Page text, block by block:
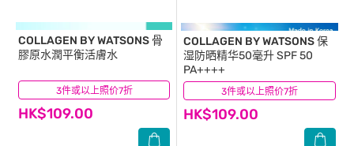
3件或以上照价7折
COLLAGEN BY WATSONS 骨
膠原水潤平衡活膚水
HK$109.00
(2) 3件或以上照价7折
COLLAGEN BY WATSONS保
湿防晒精华50毫升 SPF 50
PA++++
HK$109.00
(1)